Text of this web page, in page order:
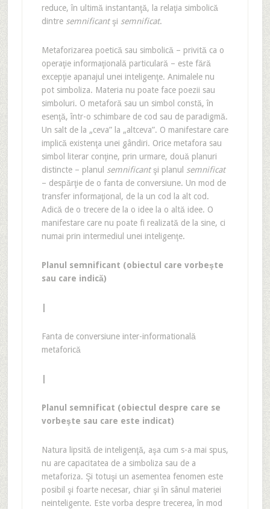
reduce, în ultimă instantanţă, la relaţia simbolică
dintre semnificantşi semnificat.
Metaforizarea poetică sau simbolică – privită ca o
operaţie informaţională particulară – este fără
excepţie apanajul unei inteligenţe. Animalele nu
pot simboliza. Materia nu poate face poezii sau
simboluri. O metaforă sau un simbol constă, în
esenţă, într-o schimbare de cod sau de paradigmă.
Un salt de la „ceva” la „altceva”. O manifestare care
implică existenţa unei gândiri. Orice metafora sau
simbol literar conţine, prin urmare, două planuri
distincte – planul
semnificantşi planul
semnificat
– despărţie de o fanta de conversiune. Un mod de
transfer informaţional, de la un cod la alt cod.
Adică de o trecere de la o idee la o altă idee. O
manifestare care nu poate fi realizată de la sine, ci
numai prin intermediul unei inteligenţe.
Planul semnificant (obiectul care vorbeşte
sau care indică)
Fanta de conversiune inter-informatională
metaforică
Planul semnificat (obiectul despre care se
vorbeşte sau care este indicat)
Natura lipsită de inteligenţă, aşa cum s-a mai spus,
nu are capacitatea de a simboliza sau de a
metaforiza. Şi totuşi un asementea fenomen este
posibil şi foarte necesar, chiar şi în sânul materiei
neinteligente. Este vorba despre trecerea, în mod